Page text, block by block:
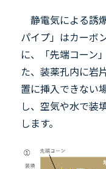
静電気による誘
パイプ」はカーボ
に、「先端コーン
た、装薬孔内に岩
置に挿入できない
し、空気や水で装
します。